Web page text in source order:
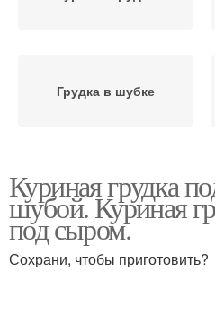
Грудка в шубке
шубой
Куриная грудка
шубой. Куриная
под сыром.
Сохрани, чтобы приготовить?